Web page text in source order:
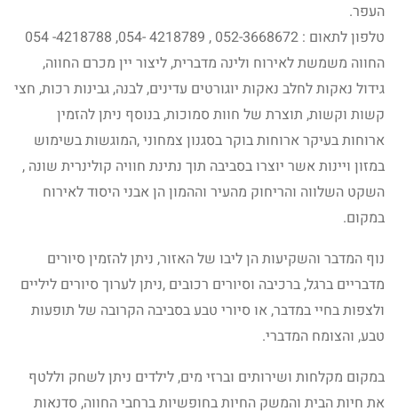
העפר.
טלפון לתאום : 052-3668672 , 4218789 -054, 4218788- 054
החווה משמשת לאירוח ולינה מדברית, ליצור יין מכרם החווה,
גידול נאקות לחלב נאקות יוגורטים עדינים, לבנה, גבינות רכות, חצי
קשות וקשות, תוצרת של חוות סמוכות, בנוסף ניתן להזמין
ארוחות בעיקר ארוחות בוקר בסגנון צמחוני ,המוגשות בשימוש
במזון ויינות אשר יוצרו בסביבה תוך נתינת חוויה קולינרית שונה ,
השקט השלווה והריחוק מהעיר וההמון הן אבני היסוד לאירוח
במקום.
נוף המדבר והשקיעות הן ליבו של האזור, ניתן להזמין סיורים
מדבריים ברגל, ברכיבה וסיורים רכובים ,ניתן לערוך סיורים ליליים
ולצפות בחיי במדבר, או סיורי טבע בסביבה הקרובה של תופעות
טבע, והצומח המדברי.
במקום מקלחות ושירותים וברזי מים, לילדים ניתן לשחק וללטף
את חיות הבית והמשק החיות בחופשיות ברחבי החווה, סדנאות